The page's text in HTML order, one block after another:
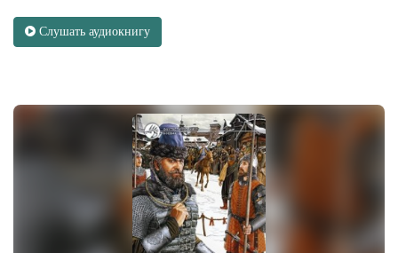
Слушать аудиокнигу